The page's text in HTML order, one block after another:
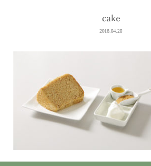
cake
2018.04.20